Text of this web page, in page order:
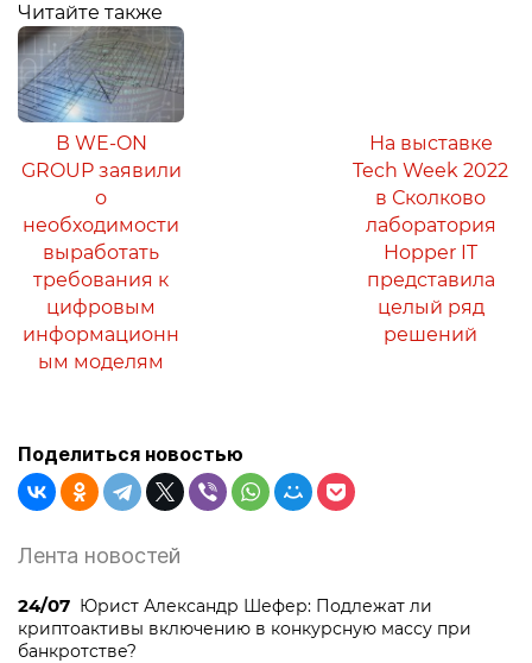
Читайте также
В WE-ON
GROUP заявили
о
необходимости
выработать
требования к
цифровым
информационн
ым моделям
На выставке
Tech Week 2022
в Сколково
лаборатория
Hopper IT
представила
целый ряд
решений
Поделиться новостью
Лента новостей
24/07 Юрист Александр Шефер: Подлежат ли
криптоактивы включению в конкурсную массу при
банкротстве?